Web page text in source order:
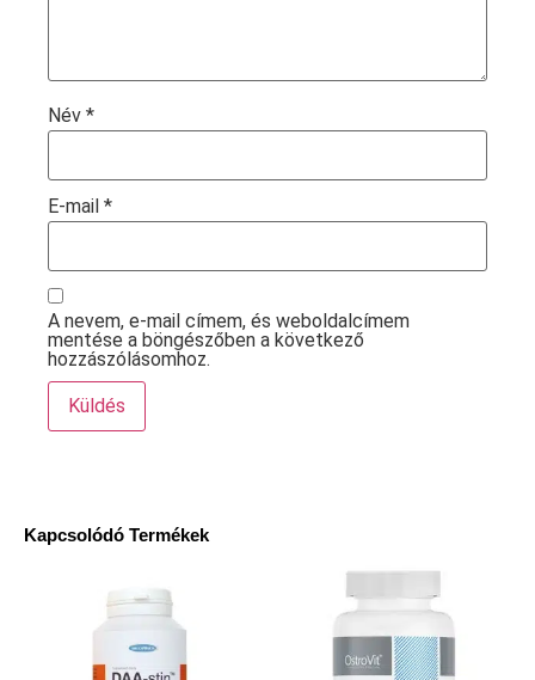
Kapcsolódó Termékek
Név *
E-mail *
A nevem, e-mail címem, és weboldalcímem
mentése a böngészőben a következő
hozzászólásomhoz.